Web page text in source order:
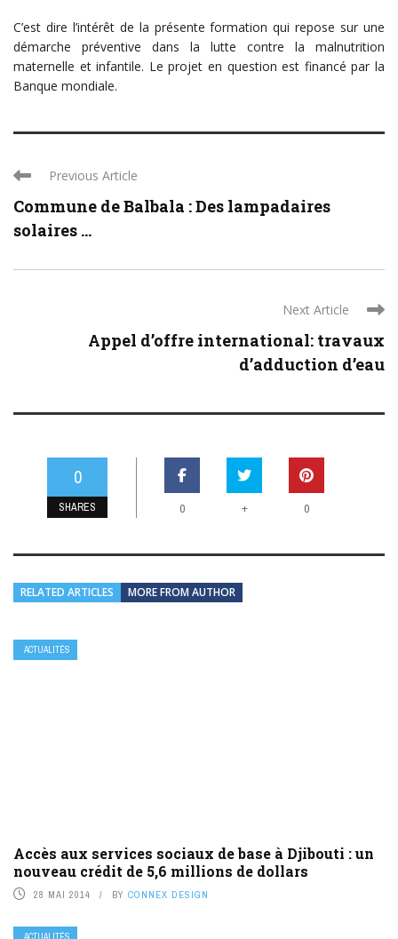
C’est dire l’intérêt de la présente formation qui repose sur une
démarche préventive dans la lutte contre la malnutrition
maternelle et infantile. Le projet en question est financé par la
Banque mondiale.
Previous Article
Commune de Balbala : Des lampadaires
solaires ...
Next Article
Appel d’offre international: travaux
d’adduction d’eau
0
SHARES 0 + 0
RELATED ARTICLES MORE FROM AUTHOR
ACTUALITÉS
Accès aux services sociaux de base à Djibouti : un
nouveau crédit de 5,6 millions de dollars
28 MAI 2014 BY CONNEX DESIGN
ACTUALITÉS